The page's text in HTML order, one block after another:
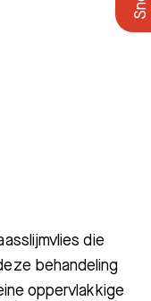
die
behandeling
oppervlakkige